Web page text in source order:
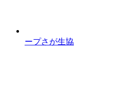
ープさが生協